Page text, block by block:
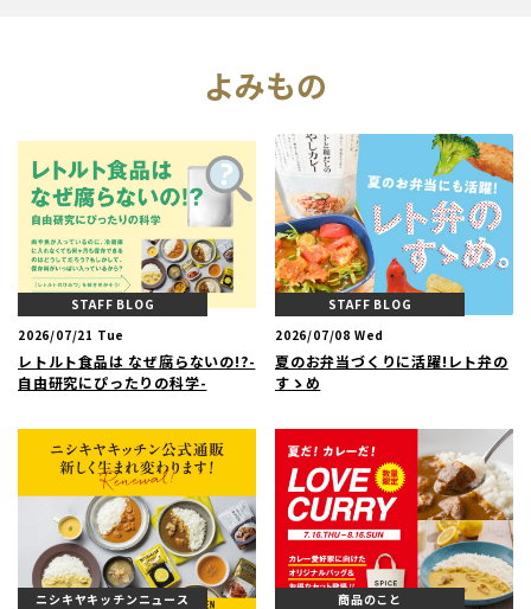
よみもの
STAFF BLOG
2026/07/21 Tue
レトルト食品は なぜ腐らないの!?-
自由研究にぴったりの科学-
STAFF BLOG
2026/07/08 Wed
夏のお弁当づくりに活躍!レト弁の
すゝめ
ニシキヤキッチンニュース
商品のこと